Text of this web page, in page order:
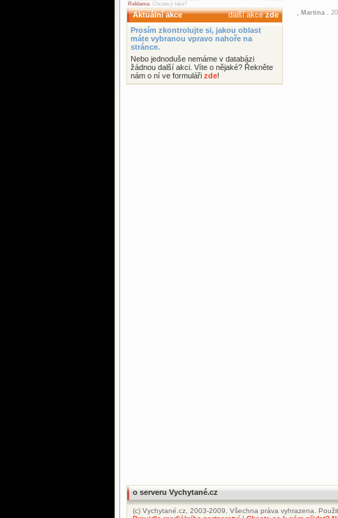
Reklama. Chcete ji také?
Aktuální akce další akcezde
Prosím zkontrolujte si, jakou oblast
máte vybranou vpravo nahoře na
stránce.
Nebo jednoduše nemáme v databázi
žádnou další akci. Víte o nějaké? Řekněte
nám o ní ve formuláři zde!
, Martina .
o serveru Vychytané.cz
(c) Vychytané.cz, 2003-2009. Všechna práva vyhrazena.